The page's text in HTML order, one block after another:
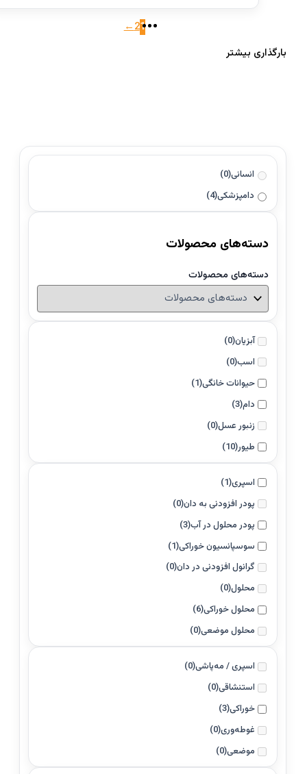
انسانی(0)
دامپزشکی(4)
دسته‌های محصولات
دسته‌های محصولات
آبزیان(0)
اسب(0)
حیوانات خانگی(1)
دام (3)
زنبور عسل(0)
طیور(10)
اسپری(1)
پودر افزودنی به دان (0)
پودر محلول در آب(3)
سوسپانسیون خوراکی(1)
گرانول افزودنی در دان (0)
محلول(0)
محلول خوراکی(6)
محلول موضعی(0)
اسپری / مه‌پاشی(0)
استنشاقی(0)
خوراکی(3)
غوطه‌وری(0)
موضعی(0)
1
2
←
بارگذاری بیشتر